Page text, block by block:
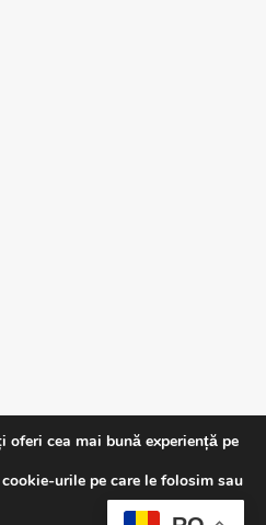
cea mai bună experiență pe
urile pe care le folosim sau